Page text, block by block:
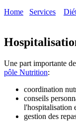
Home
Services
Une part importante
pôle Nutrition:
coordination
conseils
l'hospitalisation
gestion des